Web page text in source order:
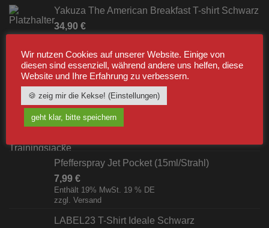
Yakuza The American Breakfast T-shirt Schwarz
34,90 €
Enthält 19% MwSt. 19 % DE
BESTSELLER
Label23 Trainingsjacke "TS 23 White"
Schwarz/Weiß [Digital]
Pfefferspray Jet Pocket (15ml/Strahl)
7,99 €
Enthält 19% MwSt. 19 % DE
zzgl. Versand
LABEL23 T-Shirt Ideale Schwarz
Wir nutzen Cookies auf unserer Website. Einige von
diesen sind essenziell, während andere uns helfen, diese
Website und Ihre Erfahrung zu verbessern.
🍪 zeig mir die Kekse! (Einstellungen)
geht klar, bitte speichern